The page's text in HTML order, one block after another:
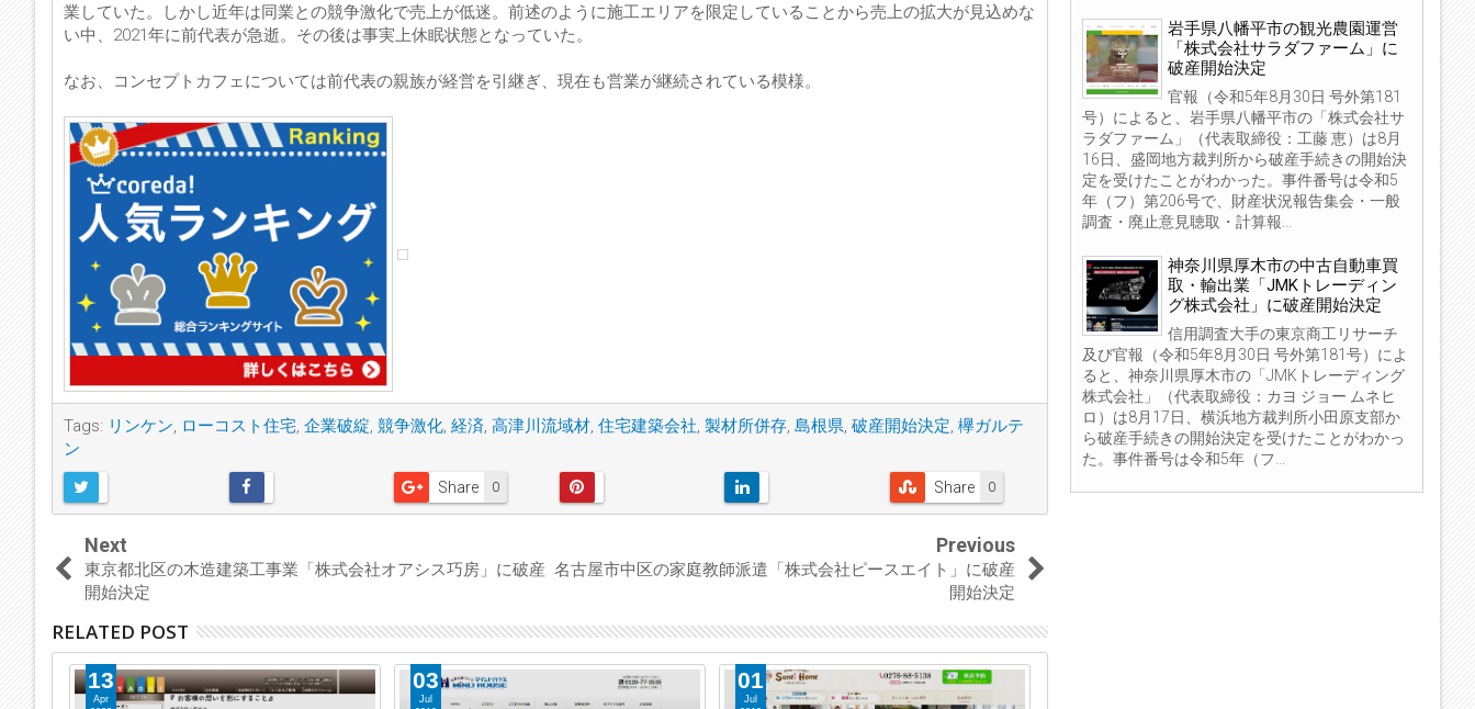
業していた。しかし近年は同業との競争激化で売上が低迷。前述のように施工エリアを限定していることから売上の拡大が見込めな
い中、2021年に前代表が急逝。その後は事実上休眠状態となっていた。
なお、コンセプトカフェについては前代表の親族が経営を引継ぎ、現在も営業が継続されている模様。
Tags: リンケン, ローコスト住宅, 企業破綻, 競争激化, 経済, 高津川流域材, 住宅建築会社, 製材所併存, 島根県, 破産開始決定, 欅ガルテ
ン
0
Share 0
Share
Next
東京都北区の木造建築工事業「株式会社オアシス巧房」に破産
開始決定
Previous
名古屋市中区の家庭教師派遣「株式会社ピースエイト」に破産
開始決定
RELATED POST
13
Apr
03
Jul
01
Jul
岩手県八幡平市の観光農園運営
「株式会社サラダファーム」に
破産開始決定
官報（令和5年8月30日 号外第181
号）によると、岩手県八幡平市の「株式会社サ
ラダファーム」（代表取締役：工藤 恵）は8月
16日、盛岡地方裁判所から破産手続きの開始決
定を受けたことがわかった。事件番号は令和5
年（フ）第206号で、財産状況報告集会・一般
調査・廃止意見聴取・計算報...
神奈川県厚木市の中古自動車買
取・輸出業「JMKトレーディン
グ株式会社」に破産開始決定
信用調査大手の東京商工リサーチ
及び官報（令和5年8月30日 号外第181号）によ
ると、神奈川県厚木市の「JMKトレーディング
株式会社」（代表取締役：カヨ ジョー ムネヒ
ロ）は8月17日、横浜地方裁判所小田原支部か
ら破産手続きの開始決定を受けたことがわかっ
た。事件番号は令和5年（フ...